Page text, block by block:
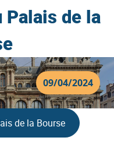
Palais de la
09/04/2024
de la Bourse